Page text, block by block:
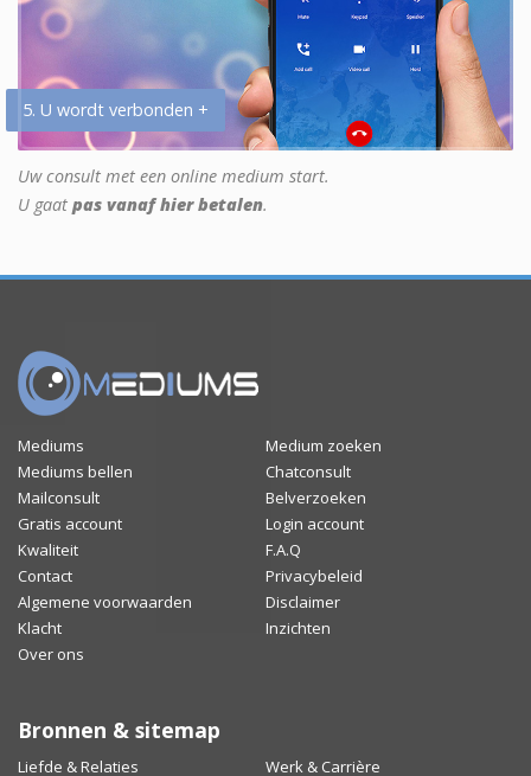
5. U wordt verbonden +
Uw consult met een online medium start.
U gaat pas vanaf hier betalen.
Mediums
Medium zoeken
Mediums bellen
Chatconsult
Mailconsult
Belverzoeken
Gratis account
Login account
Kwaliteit
F.A.Q
Contact
Privacybeleid
Algemene voorwaarden
Disclaimer
Klacht
Inzichten
Over ons
Bronnen & sitemap
Liefde & Relaties Werk & Carrière